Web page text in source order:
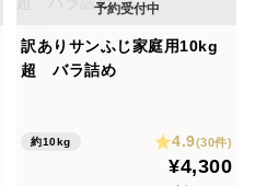
訳ありサンふじ家庭用10kg
超 バラ詰め
約10kg 4.9(30件)
¥4,300